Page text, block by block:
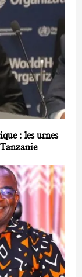
: les urnes